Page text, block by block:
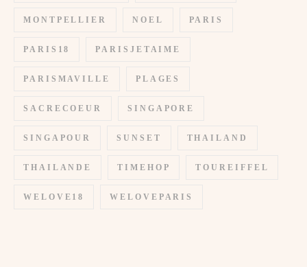
MONTPELLIER NOEL PARIS
PARIS18 PARISJETAIME
PARISMAVILLE PLAGES
SACRECOEUR SINGAPORE
SINGAPOUR SUNSET THAILAND
THAILANDE TIMEHOP TOUREIFFEL
WELOVE18 WELOVEPARIS